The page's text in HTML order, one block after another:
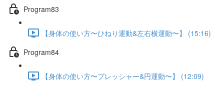
Program83
【身体の使い方〜ひねり運動&左右横運動〜】 (15:16)
Program84
【身体の使い方〜プレッシャー&円運動〜】 (12:09)